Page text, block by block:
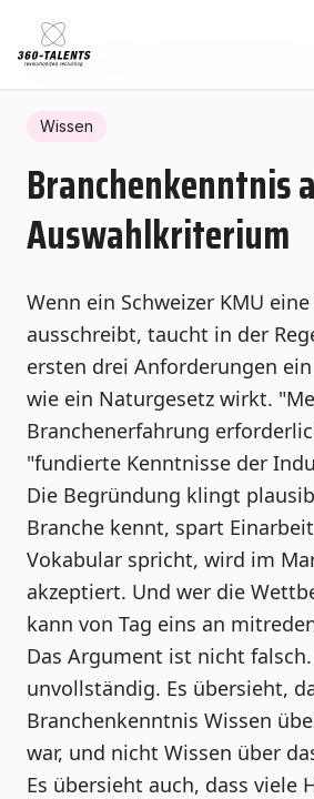
Home/Hub
Wissen
Branchenkenntnis
Auswahlkriterium
Wenn ein Schweizer KMU
ausschreibt, taucht in der
ersten drei Anforderungen
wie ein Naturgesetz wirkt.
Branchenerfahrung
"fundierte Kenntnisse der
Die Begründung klingt
Branche kennt, spart
Vokabular spricht, wird im
akzeptiert. Und wer die
kann von Tag eins an
Das Argument ist nicht
unvollständig. Es übersieht,
Branchenkenntnis Wissen
war, und nicht Wissen über
Es übersieht auch, dass viele